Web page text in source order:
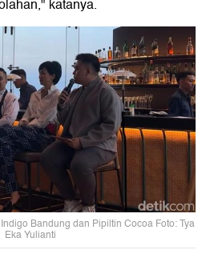
katanya.
Bandung dan Pipiltin Cocoa Foto: Tya
Eka Yulianti